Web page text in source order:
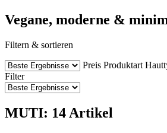
Vegane, moderne &
Filtern & sortieren
Preis Produktart
Filter
MUTI: 14 Artikel